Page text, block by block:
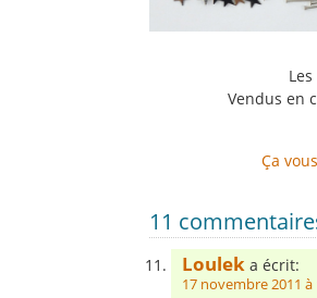
Vendus en
Ça
11
Loulek a écrit:
17 novembre 2011 à